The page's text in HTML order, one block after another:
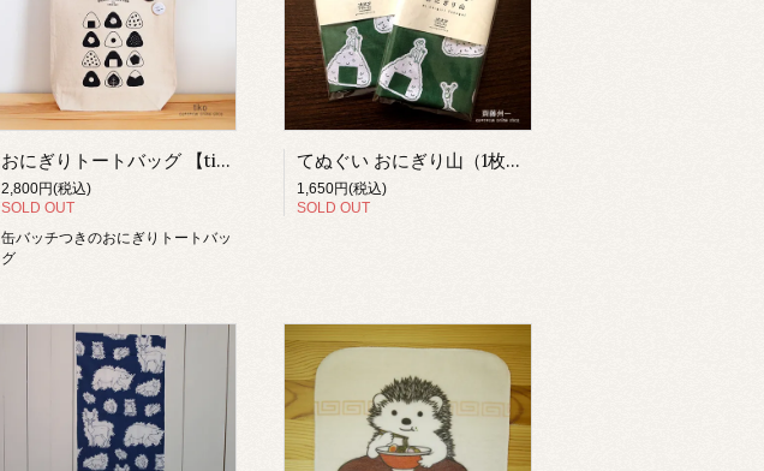
おにぎりトートバッグ 【tiko】
2,800円(税込)
SOLD OUT
缶バッチつきのおにぎりトートバッ
グ
てぬぐい おにぎり山（1枚）【齋藤州一】
1,650円(税込)
SOLD OUT